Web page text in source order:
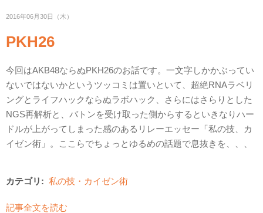
2016年06月30日（木）
PKH26
今回はAKB48ならぬPKH26のお話です。一文字しかかぶってい
ないではないかというツッコミは置いといて、超絶RNAラベリ
ングとライフハックならぬラボハック、さらにはさらりとした
NGS再解析と、バトンを受け取った側からするといきなりハー
ドルが上がってしまった感のあるリレーエッセー「私の技、カ
イゼン術」。ここらでちょっとゆるめの話題で息抜きを、、、
カテゴリ: 私の技・カイゼン術
記事全文を読む